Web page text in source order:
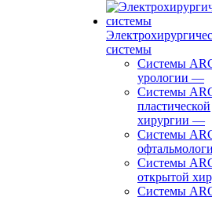
системы
Системы
урологии —
Системы
пластической
хирургии —
Системы
Системы
открытой
Системы